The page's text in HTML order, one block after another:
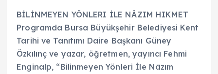
BİLİNMEYEN YÖNLERI İLE NÂZIM HIKMET
Programda Bursa Büyükşehir Belediyesi Kent
Tarihi ve Tanıtımı Daire Başkanı Güney
Özkılınç ve yazar, öğretmen, yayıncı Fehmi
Enginalp, “Bilinmeyen Yönleri İle Nâzım